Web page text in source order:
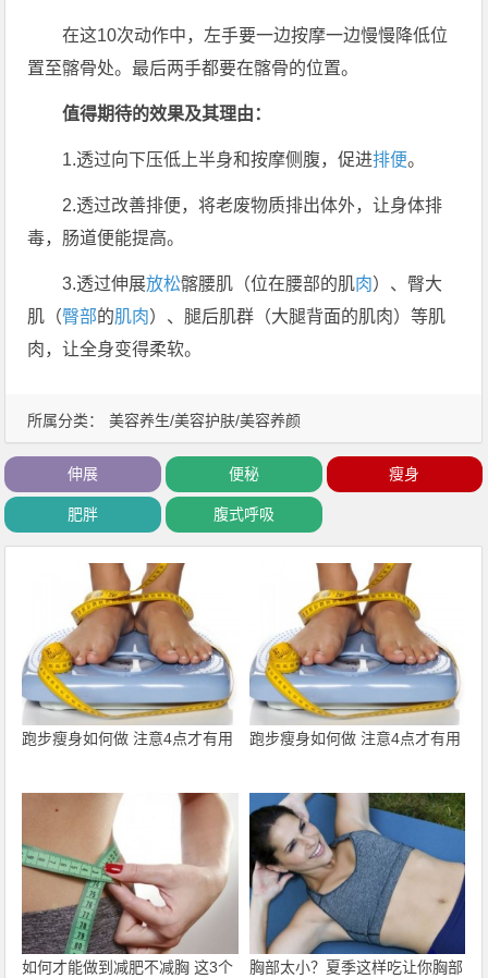
所属分类： 美容养生/美容护肤/美容养颜
在这10次动作中，左手要一边按摩一边慢慢降低位
置至髂骨处。最后两手都要在髂骨的位置。
值得期待的效果及其理由：
1.透过向下压低上半身和按摩侧腹，促进排便。
2.透过改善排便，将老废物质排出体外，让身体排
毒，肠道便能提高。
3.透过伸展放松髂腰肌（位在腰部的肌肉）、臀大
肌（臀部的肌肉）、腿后肌群（大腿背面的肌肉）等肌
肉，让全身变得柔软。
伸展 便秘 瘦身
肥胖 腹式呼吸
跑步瘦身如何做 注意4点才有用 跑步瘦身如何做 注意4点才有用
如何才能做到减肥不减胸 这3个
胸部太小？夏季这样吃让你胸部